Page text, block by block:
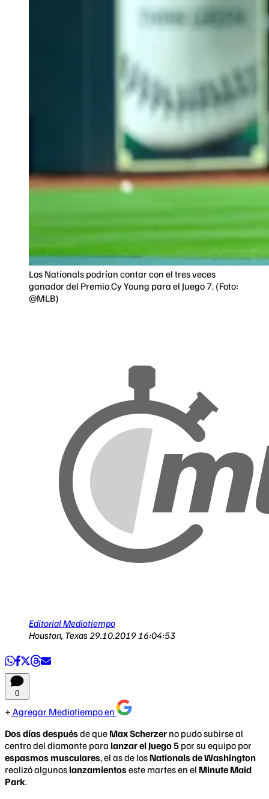
Los Nationals podrían contar con el tres veces
ganador del Premio Cy Young para el Juego 7. (Foto:
@MLB)
Editorial Mediotiempo
Houston, Texas29.10.2019 16:04:53
0
Agregar Mediotiempo en
Dos días despuésde que Max Scherzer no pudo subirse al
centro del diamante para lanzar el Juego 5 por su equipo por
espasmos musculares, el as de los Nationals de Washington
realizó algunos lanzamientoseste martes en el Minute Maid
Park.